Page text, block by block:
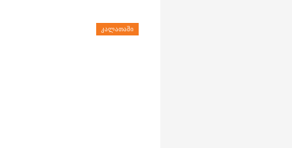
ᲙᲐᲚᲐᲗᲐᲨᲘ